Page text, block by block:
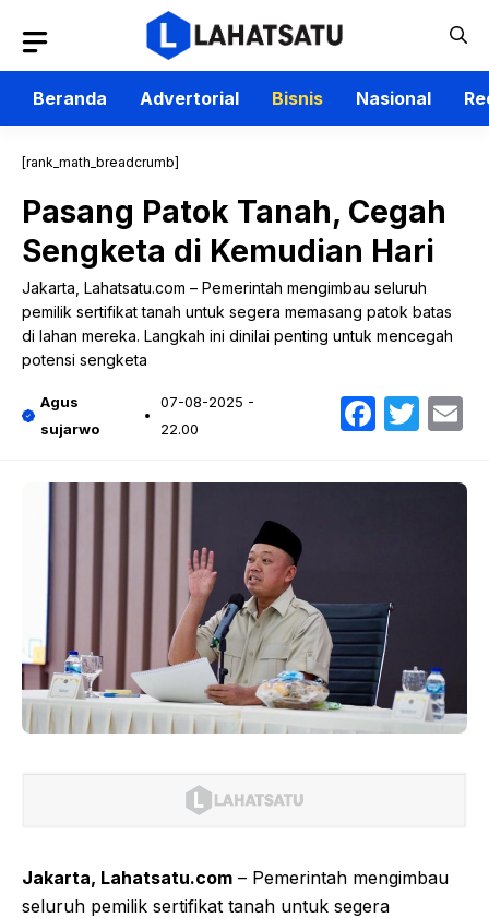
isi
Beranda
Advertorial Bisnis Nasional
[rank_math_breadcrumb]
Pasang Patok Tanah, Cegah
Sengketa di Kemudian Hari
Jakarta, Lahatsatu.com – Pemerintah mengimbau seluruh
pemilik sertifikat tanah untuk segera memasang patok batas
di lahan mereka. Langkah ini dinilai penting untuk mencegah
potensi sengketa
Agus
sujarwo
07-08-2025 -
22.00
Jakarta, Lahatsatu.com – Pemerintah mengimbau
seluruh pemilik sertifikat tanah untuk segera